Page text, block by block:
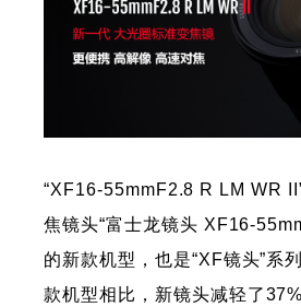
“XF16-55mmF2.8 R LM WR
焦镜头“富士龙镜头 XF16-
的新款机型，也是“XF镜头”系
款机型相比，新镜头减轻了